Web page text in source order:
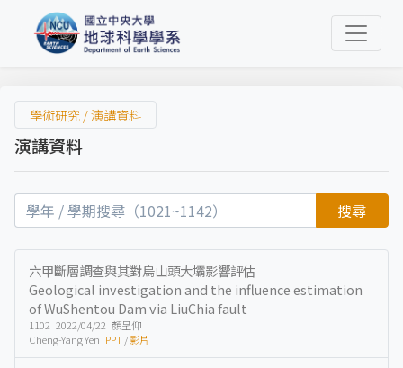
學術研究 / 演講資料
演講資料
搜尋
六甲斷層調查與其對烏山頭大壩影響評估
Geological investigation and the influence estimation
of WuShentou Dam via LiuChia fault
1102 2022/04/22 顏呈仰
Cheng-Yang Yen PPT/影片